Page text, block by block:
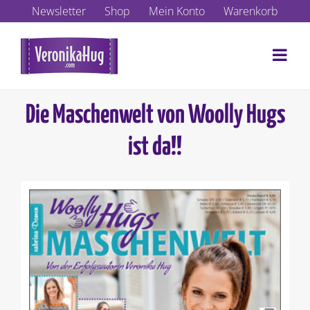
Inhalt
springen
Newsletter Shop Mein Konto Warenkorb
Die Maschenwelt von Woolly Hugs
ist da!!
Zeige
grösseres
Bild